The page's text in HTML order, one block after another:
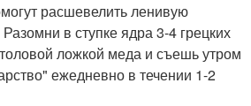
расшевелить ленивую
в ступке ядра 3-4 грецких
ложкой меда и съешь утром
ежедневно в течении 1-2